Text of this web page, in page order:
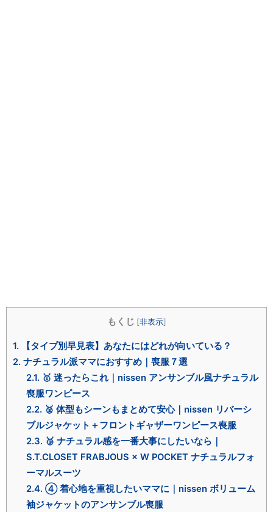
もくじ [非表示]
1. 【タイプ別早見表】あなたにはどれが向いている？
2. ナチュラル派ママにおすすめ｜喪服７選
2.1. 🥇 迷ったらこれ｜nissen アンサンブル風ナチュラル
喪服ワンピース
2.2. 🥈 体型もシーンもまとめて安心｜nissen リバーシ
ブルジャケット＋フロントギャザーワンピース喪服
2.3. 🥉 ナチュラル感を一番大事にしたいなら｜
S.T.CLOSET FRABJOUS × W POCKET ナチュラルフォ
ーマルスーツ
2.4. ④ 着心地を重視したいママに｜nissen ボリューム
袖ジャケットのアンサンブル喪服